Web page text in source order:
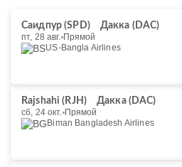
Саидпур (SPD)
Дакка (DAC)
пт, 28 авг. Прямой
US-Bangla Airlines
Rajshahi (RJH)
Дакка (DAC)
сб, 24 окт. Прямой
Biman Bangladesh Airlines